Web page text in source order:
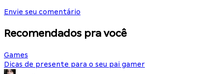
Envie seu comentário
Recomendados pra você
Games
Dicas de presente para o seu pai gamer